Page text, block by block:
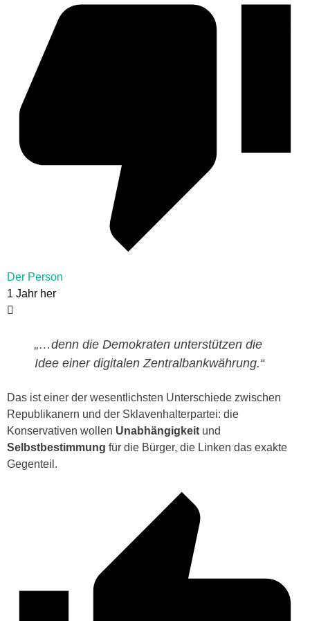
Der Person
1 Jahr her
„…denn die Demokraten unterstützen die
Idee einer digitalen Zentralbankwährung.“
Das ist einer der wesentlichsten Unterschiede zwischen
Republikanern und der Sklavenhalterpartei: die
Konservativen wollen Unabhängigkeit und
Selbstbestimmung für die Bürger, die Linken das exakte
Gegenteil.